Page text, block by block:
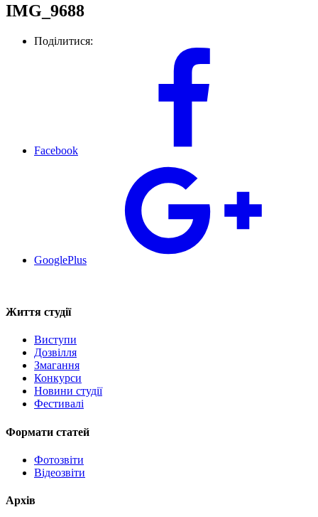
IMG_9688
Поділитися:
Facebook
GooglePlus
Життя студії
Виступи
Дозвілля
Змагання
Конкурси
Новини студії
Фестивалі
Формати статей
Фотозвіти
Відеозвіти
Архів